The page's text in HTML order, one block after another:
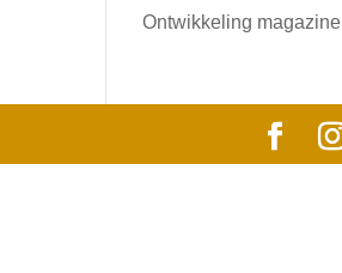
Ontwikkeling magazine